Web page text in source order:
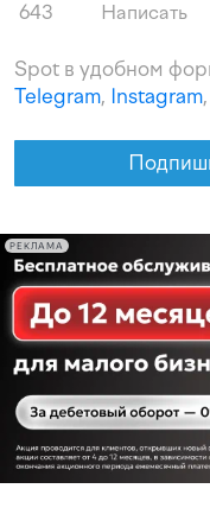
643 Написать
Spot в удобном
Telegram, Instagram,
РЕКЛАМА